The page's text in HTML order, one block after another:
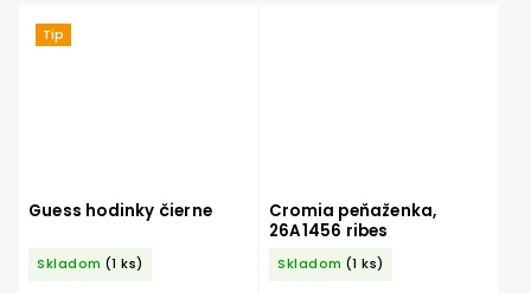
Tip
Guess hodinky čierne
Skladom (1 ks)
Cromia peňaženka,
26A1456 ribes
Skladom (1 ks)